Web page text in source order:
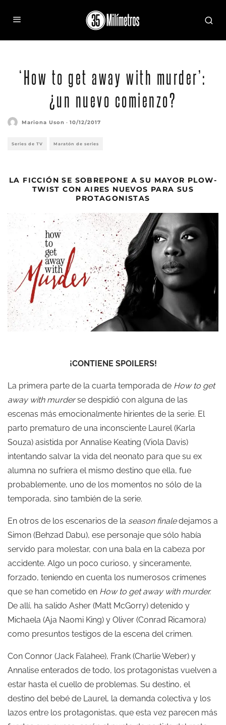
‘How to get away with murder’:
¿un nuevo comienzo?
Mariona Uson · 10/12/2017
Series de TV Maratón de series
LA FICCIÓN SE SOBREPONE A SU MAYOR PLOW-
TWIST CON AIRES NUEVOS PARA SUS
PROTAGONISTAS
¡CONTIENE SPOILERS!
La primera parte de la cuarta temporada de How to get
away with murderse despidió con alguna de las
escenas más emocionalmente hirientes de la serie. El
parto prematuro de una inconsciente Laurel (Karla
Souza) asistida por Annalise Keating (Viola Davis)
intentando salvar la vida del neonato para que su ex
alumna no sufriera el mismo destino que ella, fue
probablemente, uno de los momentos no sólo de la
temporada, sino también de la serie.
En otros de los escenarios de la season finaledejamos a
Simon (Behzad Dabu), ese personaje que sólo había
servido para molestar, con una bala en la cabeza por
accidente. Algo un poco curioso, y sinceramente,
forzado, teniendo en cuenta los numerosos crímenes
que se han cometido en How to get away with murder.
De allí, ha salido Asher (Matt McGorry) detenido y
Michaela (Aja Naomi King) y Oliver (Conrad Ricamora)
como presuntos testigos de la escena del crimen.
Con Connor (Jack Falahee), Frank (Charlie Weber) y
Annalise enterados de todo, los protagonistas vuelven a
estar hasta el cuello de problemas. Su destino, el
destino del bebé de Laurel, la demanda colectiva y los
lazos entre los protagonistas, que esta vez parecen más